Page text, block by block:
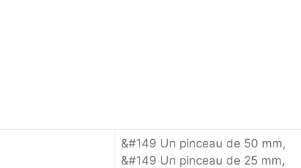
&#149 Un pinceau de 50 mm,
&#149 Un pinceau de 25 mm,